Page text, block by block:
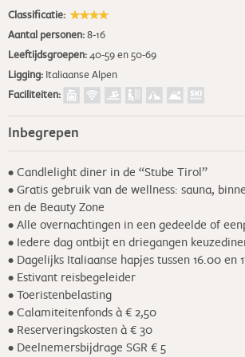
Classificatie:
Aantal personen:8-16
Leeftijdsgroepen:40-59 en 50-69
Ligging: Italiaanse Alpen
Faciliteiten:
Inbegrepen
• Candlelight diner in de “Stube Tirol”
• Gratis gebruik van de wellness: sauna,
en de Beauty Zone
• Alle overnachtingen in een gedeelde of
• Iedere dag ontbijt en driegangen
• Dagelijks Italiaanse hapjes tussen 16.00 en
• Estivant reisbegeleider
• Toeristenbelasting
• Calamiteitenfonds à € 2,50
• Reserveringskosten à € 30
• Deelnemersbijdrage SGR € 5